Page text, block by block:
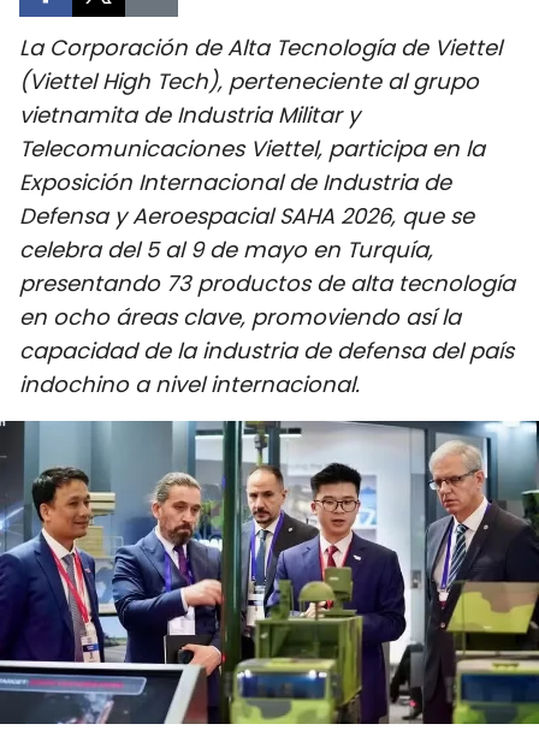
SALUD - MEDIO AMBIENTE
CULTURA - ENTRETENIMIENTO
INTERNACIONAL
DEPORTES
VIAJES
PUENTE DE AMISTAD
HISTORIAS MULTIMEDIA
FOTOGRAFÍA
¿QUIÉNES SOMOS?
TIẾNG VIỆT
ENGLISH
中文
La Corporación de Alta Tecnología de Viettel
(Viettel High Tech), perteneciente al grupo
vietnamita de Industria Militar y
Telecomunicaciones Viettel, participa en la
Exposición Internacional de Industria de
Defensa y Aeroespacial SAHA 2026, que se
celebra del 5 al 9 de mayo en Turquía,
presentando 73 productos de alta tecnología
en ocho áreas clave, promoviendo así la
capacidad de la industria de defensa del país
indochino a nivel internacional.